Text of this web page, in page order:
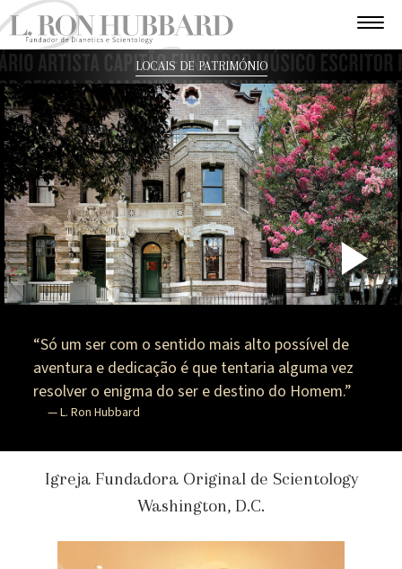
LOCAIS DE PATRIMÓNIO
“Só um ser com o sentido mais alto possível de
aventura e dedicação é que tentaria alguma vez
resolver o enigma do ser e destino do Homem.”
— L. Ron Hubbard
Igreja Fundadora Original de Scientology
Washington, D.C.